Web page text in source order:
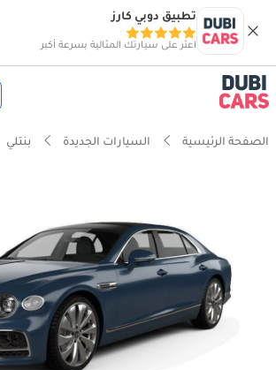
تطبيق دوبي كارز
اعثر على سيارتك المثالية بسرعة أكبر
الصفحة الرئيسية السيارات الجديدة بنتلي